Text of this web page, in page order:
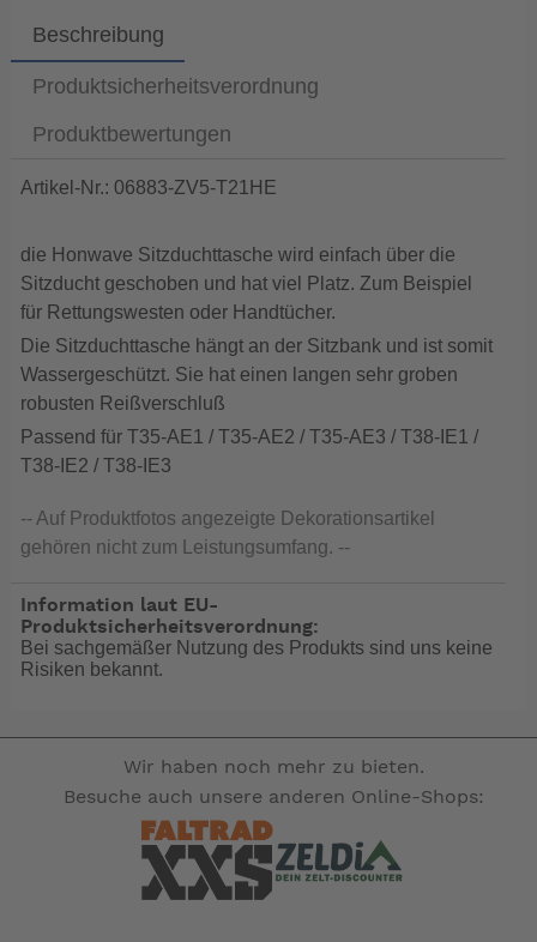
Beschreibung
Produktsicherheitsverordnung
Produktbewertungen
Artikel-Nr.: 06883-ZV5-T21HE
die Honwave Sitzduchttasche wird einfach über die
Sitzducht geschoben und hat viel Platz. Zum Beispiel
für Rettungswesten oder Handtücher.
Die Sitzduchttasche hängt an der Sitzbank und ist somit
Wassergeschützt. Sie hat einen langen sehr groben
robusten Reißverschluß
Passend für T35-AE1 / T35-AE2 / T35-AE3 / T38-IE1 /
T38-IE2 / T38-IE3
-- Auf Produktfotos angezeigte Dekorationsartikel
gehören nicht zum Leistungsumfang. --
Information laut EU-
Produktsicherheitsverordnung:
Bei sachgemäßer Nutzung des Produkts sind uns keine
Risiken bekannt.
Wir haben noch mehr zu bieten.
Besuche auch unsere anderen Online-Shops: